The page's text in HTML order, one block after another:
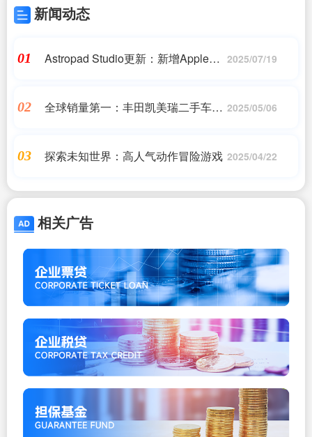
新闻动态
01
Astropad Studio更新：新增Apple
2025/07/19
02
全球销量第一：丰田凯美瑞二手车14 2025/05/06
03 探索未知世界：高人气动作冒险游戏 2025/04/22
相关广告